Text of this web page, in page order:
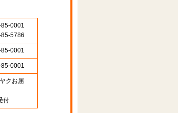
85-0001
85-5786
85-0001
85-0001
クお届
付